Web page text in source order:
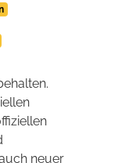
neuer